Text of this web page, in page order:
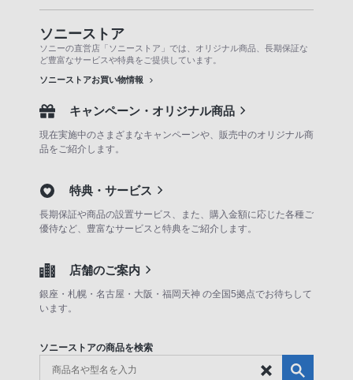
ソニーストア
ソニーの直営店「ソニーストア」では、オリジナル商品、長期保証な
ど豊富なサービスや特典をご提供しています。
ソニーストアお買い物情報
キャンペーン・オリジナル商品
現在実施中のさまざまなキャンペーンや、販売中のオリジナル商
品をご紹介します。
特典・サービス
長期保証や商品の設置サービス、また、購入金額に応じた各種ご
優待など、豊富なサービスと特典をご紹介します。
店舗のご案内
銀座・札幌・名古屋・大阪・福岡天神 の全国5拠点でお待ちして
います。
ソニーストアの商品を検索